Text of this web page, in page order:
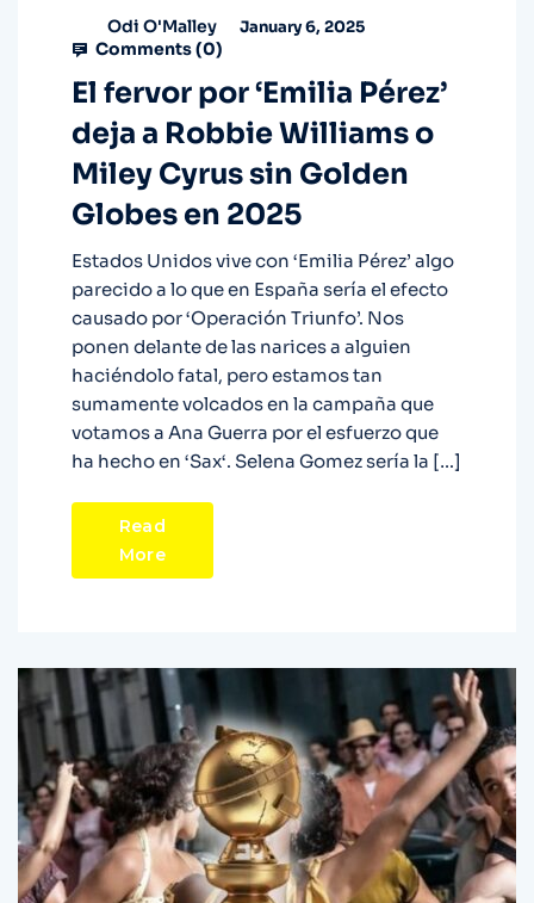
Odi O'Malley January 6, 2025
Comments (0)
El fervor por ‘Emilia Pérez’
deja a Robbie Williams o
Miley Cyrus sin Golden
Globes en 2025
Estados Unidos vive con ‘Emilia Pérez’ algo
parecido a lo que en España sería el efecto
causado por ‘Operación Triunfo’. Nos
ponen delante de las narices a alguien
haciéndolo fatal, pero estamos tan
sumamente volcados en la campaña que
votamos a Ana Guerra por el esfuerzo que
ha hecho en ‘Sax‘. Selena Gomez sería la […]
Read
More